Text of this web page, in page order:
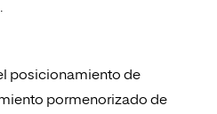
posicionamiento de
pormenorizado de